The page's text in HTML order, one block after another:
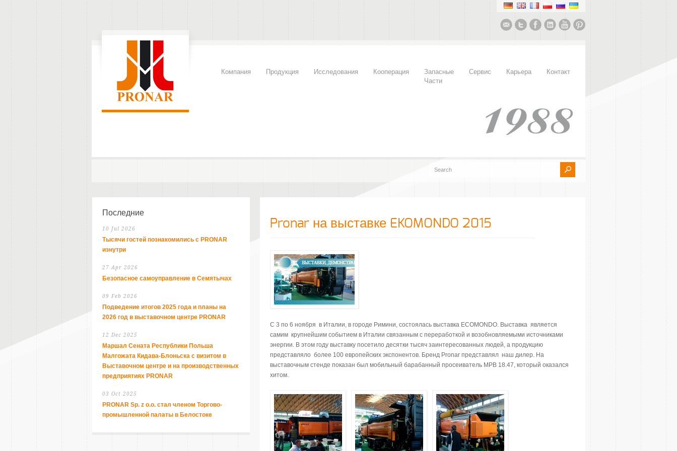
Компания Продукция Исследования Кооперация
Запасные
Части
Сервис Карьера Контакт
Pronar на выставке EKOMONDO 2015
С 3 по 6 ноября в Италии, в городе Римини, состоялась выставка ECOMONDO. Выставка является
самим крупнейшим событием в Италии связанным с переработкой и возобновляемыми источниками
энергии. В этом году выставку посетило десятки тысяч заинтересованных людей, а продукцию
представляло более 100 европейских экспонентов. Бренд Pronar представлял наш дилер. На
выставочным стенде показан был мобильный барабанный просеиватель MPB 18.47, который оказался
хитом.
Последние
10 Jul 2026
Тысячи гостей познакомились с PRONAR
изнутри
27 Apr 2026
Безопасное самоуправление в Семятычах
09 Feb 2026
Подведение итогов 2025 года и планы на
2026 год в выставочном центре PRONAR
12 Dec 2025
Маршал Сената Республики Польша
Малгожата Кидава-Блоньска с визитом в
Выставочном центре и на производственных
предприятиях PRONAR
03 Oct 2025
PRONAR Sp. z o.o. стал членом Торгово-
промышленной палаты в Белостоке